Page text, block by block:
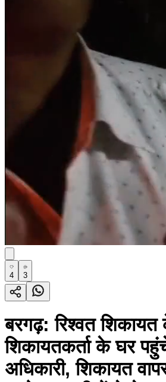
4 3
बरगढ़: रिश्वत शिकायत
शिकायतकर्ता के घर
अधिकारी, शिकायत